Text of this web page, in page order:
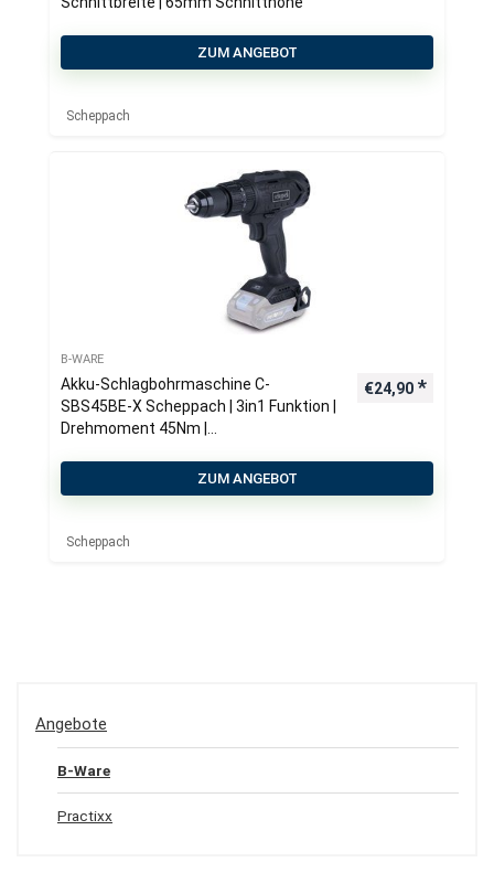
ZUM ANGEBOT
Scheppach
B-WARE
Akku-Schlagbohrmaschine C-
SBS45BE-X Scheppach | 3in1 Funktion |
Drehmoment 45Nm |
€24,90
ZUM ANGEBOT
Scheppach
Angebote
B-Ware
Practixx